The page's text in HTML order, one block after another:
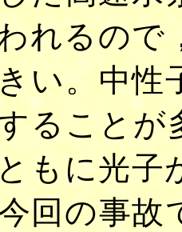
れるので
い。中性
ることが
もに光子
回の事故